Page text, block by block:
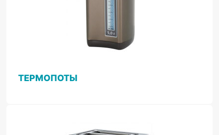
ТЕРМОПОТЫ